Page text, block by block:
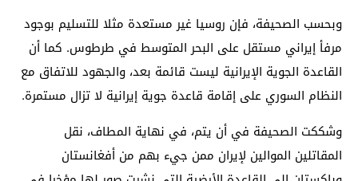
وبحسب الصحيفة، فإن روسيا غير مستعدة مثلا للتسليم بوجود
مرفأ إيراني مستقل على البحر المتوسط في طرطوس. كما أن
القاعدة الجوية الإيرانية ليست قائمة بعد، والجهود للاتفاق مع
النظام السوري على إقامة قاعدة جوية إيرانية لا تزال مستمرة.
وشككت الصحيفة في أن يتم، في نهاية المطاف، نقل
المقاتلين الموالين لإيران ممن جيء بهم من أفغانستان